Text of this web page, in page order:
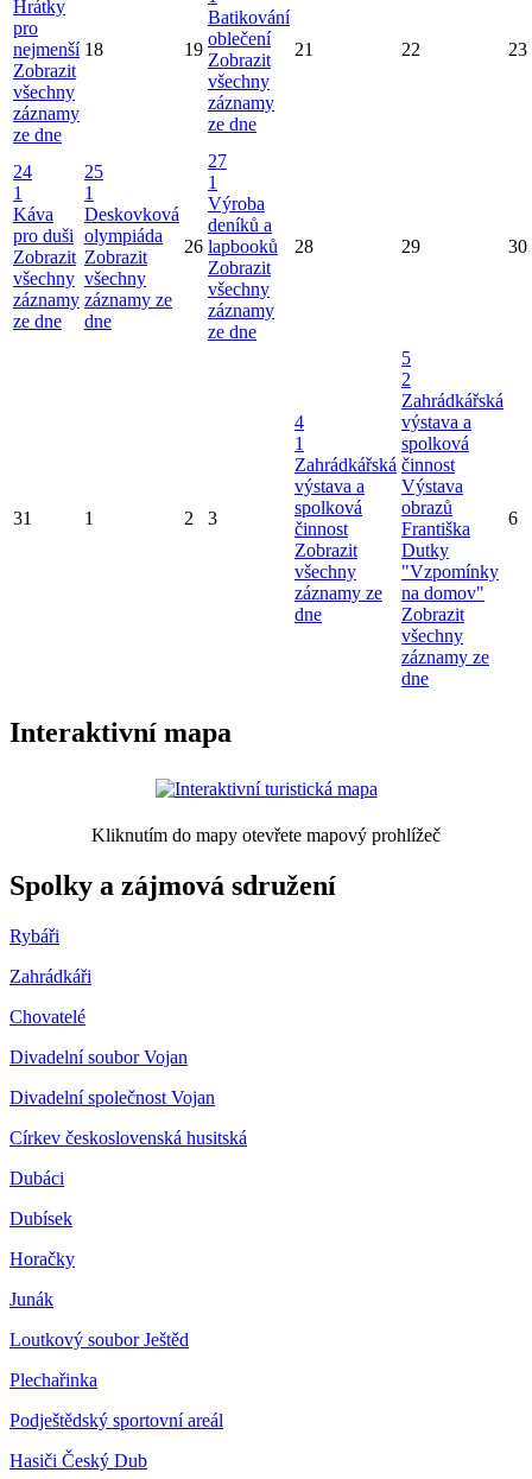
Hrátky
pro
nejmenší
Zobrazit
všechny
záznamy
ze dne
18 19
Batikování
oblečení
Zobrazit
všechny
záznamy
ze dne
21 22 23
24
1
Káva
pro duši
Zobrazit
všechny
záznamy
ze dne
25
1
Deskovková
olympiáda
Zobrazit
všechny
záznamy ze
dne
26
27
1
Výroba
deníků a
lapbooků
Zobrazit
všechny
záznamy
ze dne
28 29 30
31 1 2 3
4
1
Zahrádkářská
výstava a
spolková
činnost
Zobrazit
všechny
záznamy ze
dne
5
2
Zahrádkářská
výstava a
spolková
činnost
Výstava
obrazů
Františka
Dutky
"Vzpomínky
na domov"
Zobrazit
všechny
záznamy ze
dne
6
Interaktivní mapa
Kliknutím do mapy otevřete mapový prohlížeč
Spolky a zájmová sdružení
Rybáři
Zahrádkáři
Chovatelé
Divadelní soubor Vojan
Divadelní společnost Vojan
Církev československá husitská
Dubáci
Dubísek
Horačky
Junák
Loutkový soubor Ještěd
Plechařinka
Podještědský sportovní areál
Hasiči Český Dub